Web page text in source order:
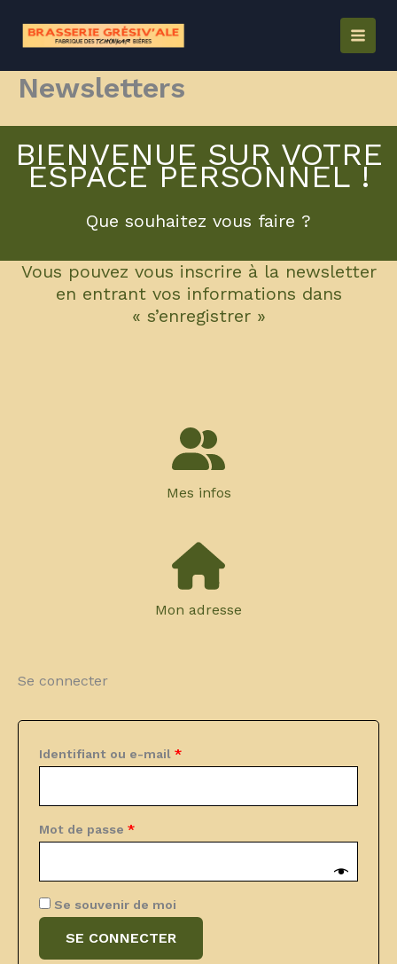
Newsletters
BIENVENUE SUR VOTRE
ESPACE PERSONNEL !
Que souhaitez vous faire ?
Vous pouvez vous inscrire à la newsletter
en entrant vos informations dans
« s’enregistrer »
Mes infos
Mon adresse
Se connecter
Identifiant ou e-mail *Obligatoire
Mot de passe *Obligatoire
Se souvenir de moi
SE CONNECTER